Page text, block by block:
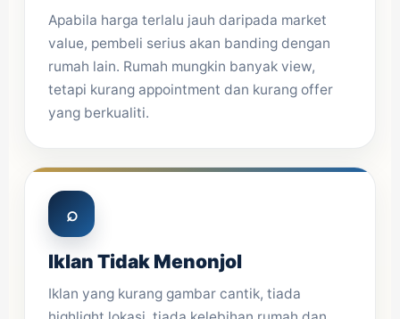
Apabila harga terlalu jauh daripada market
value, pembeli serius akan banding dengan
rumah lain. Rumah mungkin banyak view,
tetapi kurang appointment dan kurang offer
yang berkualiti.
⌕
Iklan Tidak Menonjol
Iklan yang kurang gambar cantik, tiada